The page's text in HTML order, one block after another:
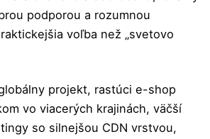
podporou a rozumnou
voľba než „svetovo
projekt, rastúci e-shop
vo viacerých krajinách, väčší
so silnejšou CDN vrstvou,